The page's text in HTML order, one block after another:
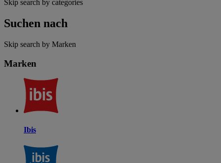
Skip search by categories
Suchen nach
Skip search by Marken
Marken
Ibis